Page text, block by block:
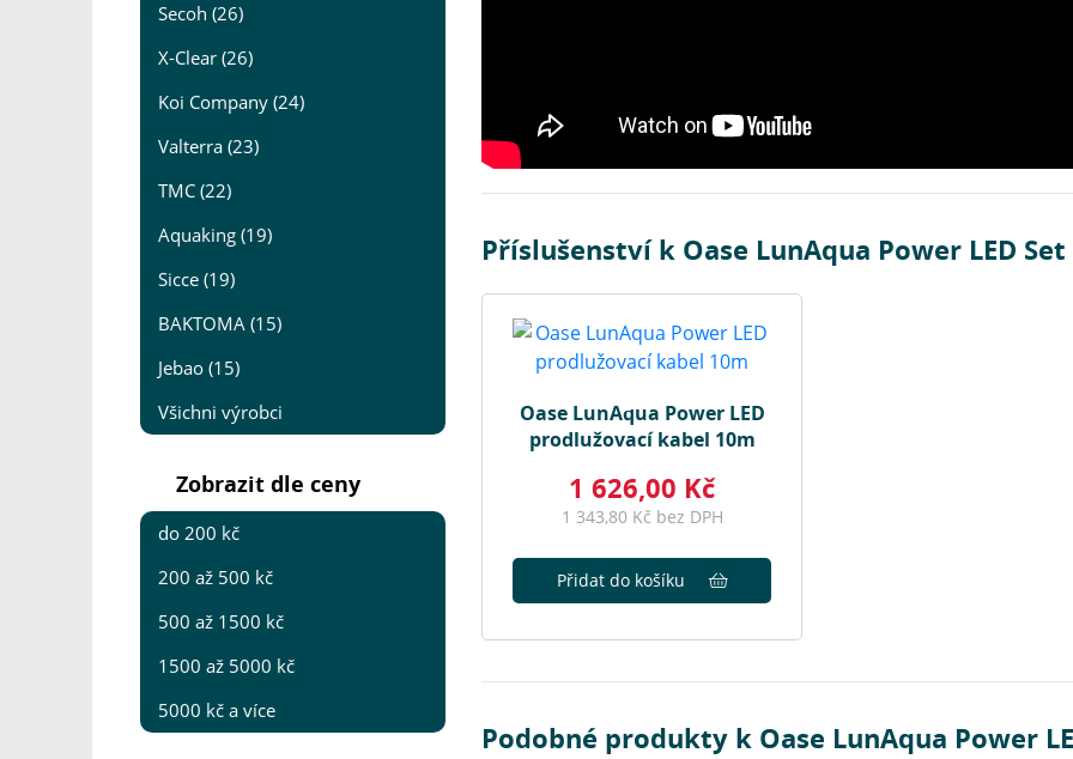
Secoh (26)
X-Clear (26)
Koi Company (24)
Valterra (23)
TMC (22)
Aquaking (19)
Sicce (19)
BAKTOMA (15)
Jebao (15)
Všichni výrobci
Zobrazit dle ceny
do 200 kč
200 až 500 kč
500 až 1500 kč
1500 až 5000 kč
5000 kč a více
Příslušenství k Oase LunAqua Power LED Set
Oase LunAqua Power LED
prodlužovací kabel 10m
1 626,00 Kč
1 343,80 Kč bez DPH
Přidat do košíku
Podobné produkty k Oase LunAqua Power